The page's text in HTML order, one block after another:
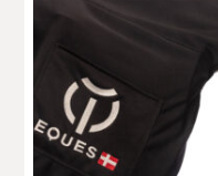
Protector
Redback